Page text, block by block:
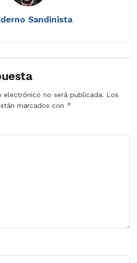
Sandinista
electrónico no será publicada. Los
marcados con *